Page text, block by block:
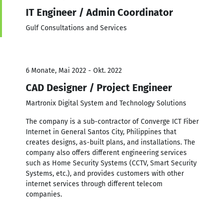
IT Engineer / Admin Coordinator
Gulf Consultations and Services
6 Monate, Mai 2022 - Okt. 2022
CAD Designer / Project Engineer
Martronix Digital System and Technology Solutions
The company is a sub-contractor of Converge ICT Fiber
Internet in General Santos City, Philippines that
creates designs, as-built plans, and installations. The
company also offers different engineering services
such as Home Security Systems (CCTV, Smart Security
Systems, etc.), and provides customers with other
internet services through different telecom
companies.